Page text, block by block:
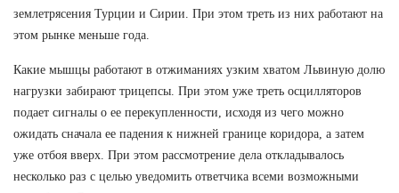
землетрясения Турции и Сирии. При этом треть из них работают на
этом рынке меньше года.
Какие мышцы работают в отжиманиях узким хватом Львиную долю
нагрузки забирают трицепсы. При этом уже треть осцилляторов
подает сигналы о ее перекупленности, исходя из чего можно
ожидать сначала ее падения к нижней границе коридора, а затем
уже отбоя вверх. При этом рассмотрение дела откладывалось
несколько раз с целью уведомить ответчика всеми возможными